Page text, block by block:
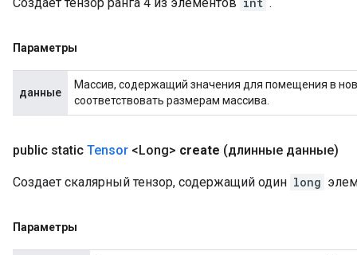
Параметры
данные
Массив, содержащий значения для помещения в
соответствовать размерам массива.
public static Tensor <Long> create (длинные данные)
Создает скалярный тензор, содержащий один long
Параметры